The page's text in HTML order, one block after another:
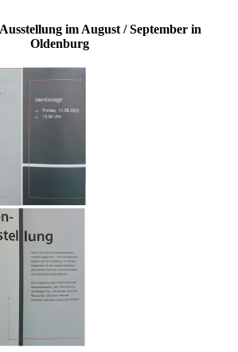
im August / September in
Oldenburg